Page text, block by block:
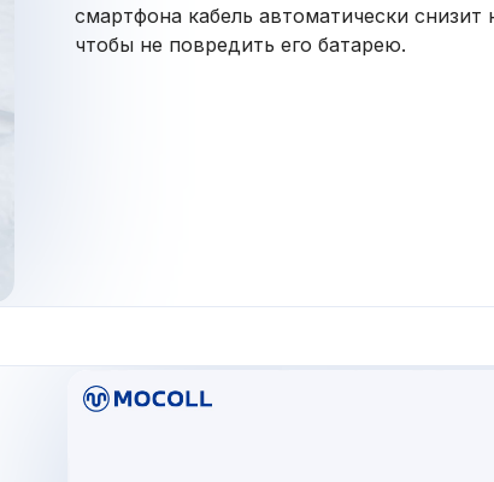
смартфона кабель автоматически снизит
чтобы не повредить его батарею.